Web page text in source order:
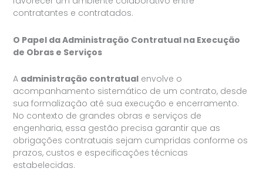
contratantes e contratados.
O Papel da Administração Contratual na Execução
de Obras e Serviços
A administração contratual envolve o
acompanhamento sistemático de um contrato, desde
sua formalização até sua execução e encerramento.
No contexto de grandes obras e serviços de
engenharia, essa gestão precisa garantir que as
obrigações contratuais sejam cumpridas conforme os
prazos, custos e especificações técnicas
estabelecidas.